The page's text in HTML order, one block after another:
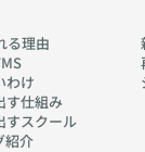
る理由
わけ
す仕組み
すスクール
紹介